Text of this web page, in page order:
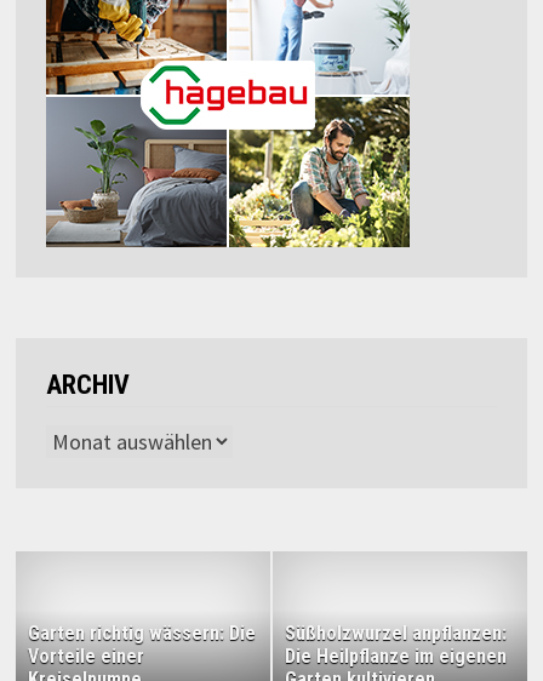
ARCHIV
Archiv
Garten richtig wässern: Die
Vorteile einer
Süßholzwurzel anpflanzen:
Die Heilpflanze im eigenen